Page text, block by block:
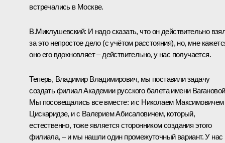
встречались в Москве.
В.Миклушевский: И надо сказать, что он действительно
за это непростое дело (с учётом расстояния), но, мне
оно его вдохновляет – действительно, у нас получается.
Теперь, Владимир Владимирович, мы поставили задачу
создать филиал Академии русского балета имени
Мы посовещались все вместе: и с Николаем Максимовичем
Цискаридзе, и с Валерием Абисаловичем, который,
естественно, тоже является сторонником создания этого
филиала, – и мы нашли один промежуточный вариант. У нас